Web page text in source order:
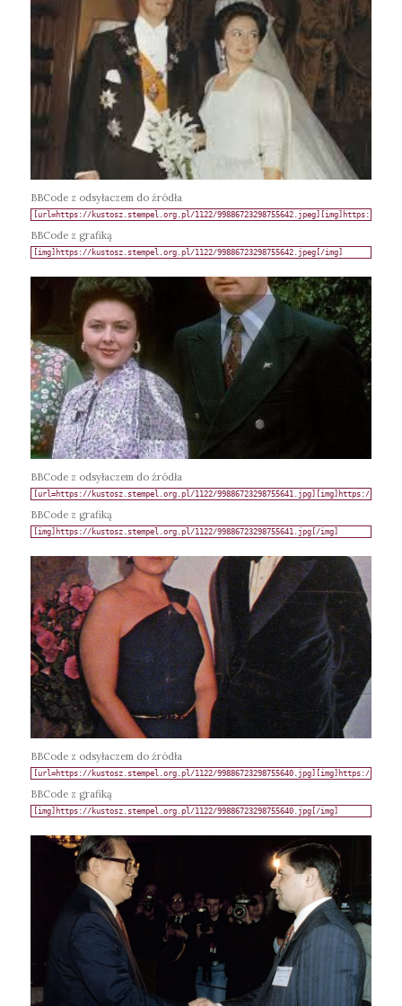
BBCode z odsyłaczem do źródła
BBCode z grafiką
BBCode z odsyłaczem do źródła
BBCode z grafiką
BBCode z odsyłaczem do źródła
BBCode z grafiką